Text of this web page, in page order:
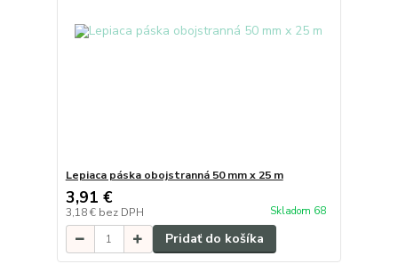
Lepiaca páska obojstranná 50 mm x 25 m
3,91 €
3,18 € bez DPH Skladom 68
Pridať do košíka